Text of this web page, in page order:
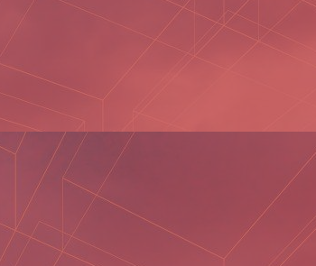
Có lẽ việc tìm kiếm có thể giúp ích.